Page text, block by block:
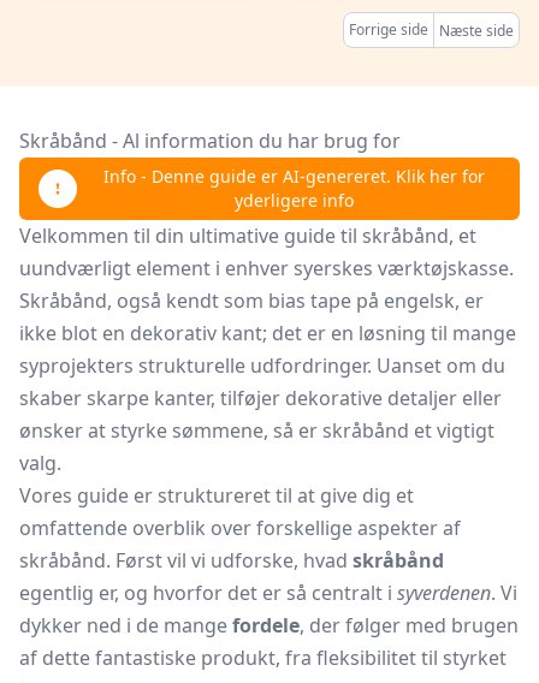
Forrige side Næste side
Skråbånd - Al information du har brug for
Info - Denne guide er AI-genereret. Klik her for
yderligere info
Velkommen til din ultimative guide til skråbånd, et
uundværligt element i enhver syerskes værktøjskasse.
Skråbånd, også kendt som bias tape på engelsk, er
ikke blot en dekorativ kant; det er en løsning til mange
syprojekters strukturelle udfordringer. Uanset om du
skaber skarpe kanter, tilføjer dekorative detaljer eller
ønsker at styrke sømmene, så er skråbånd et vigtigt
valg.
Vores guide er struktureret til at give dig et
omfattende overblik over forskellige aspekter af
skråbånd. Først vil vi udforske, hvad skråbånd
egentlig er, og hvorfor det er så centralt i syverdenen. Vi
dykker ned i de mangefordele, der følger med brugen
af dette fantastiske produkt, fra fleksibilitet til styrket